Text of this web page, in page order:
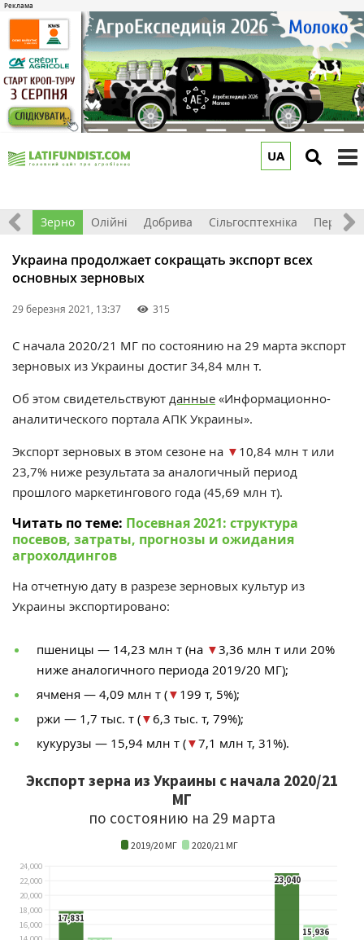
UA
Світ Зерно Олійні Добрива Сільгосптехніка
Украина продолжает сокращать экспорт всех
основных зерновых
29 березня 2021, 13:37 315
С начала 2020/21 МГ по состоянию на 29 марта экспорт
зерновых из Украины достиг 34,84 млн т.
Об этом свидетельствуют данные «Информационно-
аналитического портала АПК Украины».
Экспорт зерновых в этом сезоне на ▼ 10,84 млн т или
23,7% ниже результата за аналогичный период
прошлого маркетингового года (45,69 млн т).
Читать по теме: Посевная 2021: структура
посевов, затраты, прогнозы и ожидания
агрохолдингов
На отчетную дату в разрезе зерновых культур из
Украины экспортировано:
пшеницы — 14,23 млн т (на ▼3,36 млн т или 20%
ниже аналогичного периода 2019/20 МГ);
ячменя — 4,09 млн т (▼ 199 т, 5%);
ржи — 1,7 тыс. т (▼6,3 тыс. т, 79%);
кукурузы — 15,94 млн т (▼7,1 млн т, 31%).